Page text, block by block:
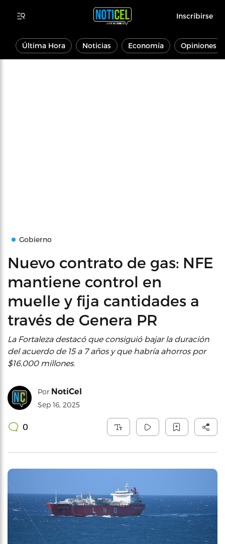
Inscribirse
Última Hora Noticias Economía Opiniones
Gobierno
Nuevo contrato de gas: NFE
mantiene control en
muelle y fija cantidades a
través de Genera PR
La Fortaleza destacó que consiguió bajar la duración
del acuerdo de 15 a 7 años y que habría ahorros por
$16,000 millones.
Por NotiCel
Sep 16, 2025
0